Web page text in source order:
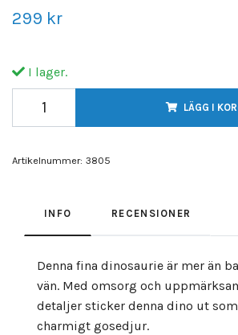
299 kr
I lager.
LÄGG I
Artikelnummer: 3805
INFO RECENSIONER
Denna fina dinosaurie är mer än
vän. Med omsorg och
detaljer sticker denna dino ut
charmigt gosedjur.